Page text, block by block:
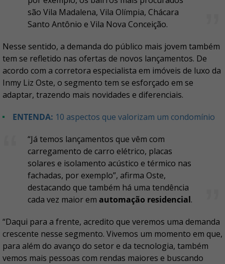
são Vila Madalena, Vila Olímpia, Chácara
Santo Antônio e Vila Nova Conceição.
Nesse sentido, a demanda do público mais jovem também
tem se refletido nas ofertas de novos lançamentos. De
acordo com a corretora especialista em imóveis de luxo da
Inmy Liz Oste, o segmento tem se esforçado em se
adaptar, trazendo mais novidades e diferenciais.
ENTENDA: 10 aspectos que valorizam um condomínio
“Já temos lançamentos que vêm com
carregamento de carro elétrico, placas
solares e isolamento acústico e térmico nas
fachadas, por exemplo”, afirma Oste,
destacando que também há uma tendência
cada vez maior em automação residencial.
“Daqui para a frente, acredito que veremos uma demanda
crescente nesse segmento. Vivemos um momento em que,
para além do avanço do setor e da tecnologia, também
vemos mais pessoas com rendas maiores e buscando